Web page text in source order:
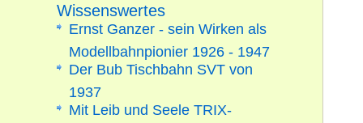
Wissenswertes
Ernst Ganzer - sein Wirken als
Modellbahnpionier 1926 - 1947
Der Bub Tischbahn SVT von
1937
Mit Leib und Seele TRIX-